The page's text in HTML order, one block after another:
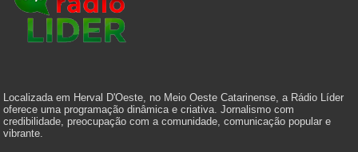
Localizada em Herval D'Oeste, no Meio Oeste Catarinense, a Rádio Líder
oferece uma programação dinâmica e criativa. Jornalismo com
credibilidade, preocupação com a comunidade, comunicação popular e
vibrante.